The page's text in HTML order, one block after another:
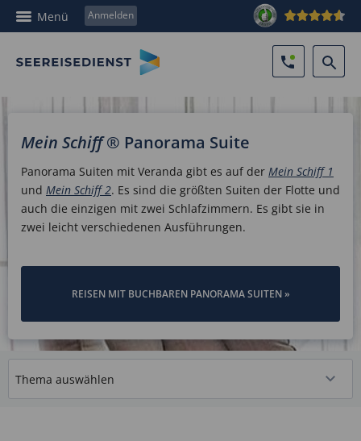
Menü Anmelden
Mein Schiff® Panorama Suite
Panorama Suiten mit Veranda gibt es auf der Mein Schiff 1
und Mein Schiff 2. Es sind die größten Suiten der Flotte und
auch die einzigen mit zwei Schlafzimmern. Es gibt sie in
zwei leicht verschiedenen Ausführungen.
REISEN MIT BUCHBAREN PANORAMA SUITEN »